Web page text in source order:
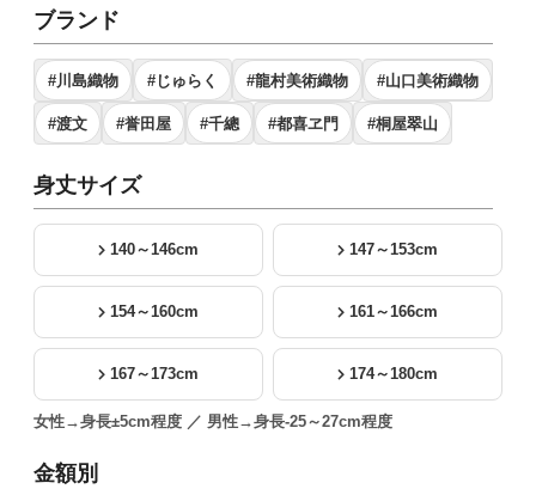
ブランド
#川島織物 #じゅらく #龍村美術織物 #山口美術織物
#渡文 #誉田屋 #千總 #都喜ヱ門 #桐屋翠山
身丈サイズ
140～146cm 147～153cm
154～160cm 161～166cm
167～173cm 174～180cm
女性→身長±5cm程度 ／ 男性→身長-25～27cm程度
金額別